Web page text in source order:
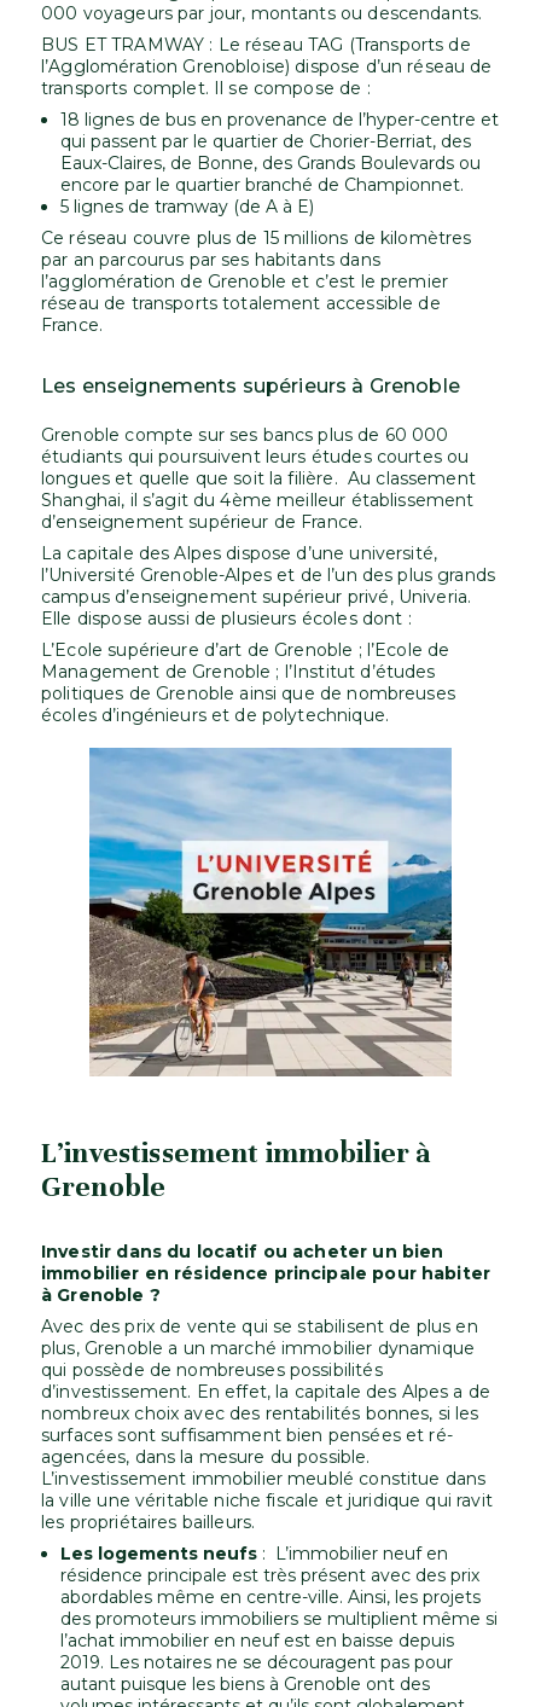
000 voyageurs par jour, montants ou descendants.
BUS ET TRAMWAY : Le réseau TAG (Transports de
l’Agglomération Grenobloise) dispose d’un réseau de
transports complet. Il se compose de :
18 lignes de bus en provenance de l’hyper-centre et
qui passent par le quartier de Chorier-Berriat, des
Eaux-Claires, de Bonne, des Grands Boulevards ou
encore par le quartier branché de Championnet.
5 lignes de tramway (de A à E)
Ce réseau couvre plus de 15 millions de kilomètres
par an parcourus par ses habitants dans
l’agglomération de Grenoble et c’est le premier
réseau de transports totalement accessible de
France.
Les enseignements supérieurs à Grenoble
Grenoble compte sur ses bancs plus de 60 000
étudiants qui poursuivent leurs études courtes ou
longues et quelle que soit la filière. Au classement
Shanghai, il s’agit du 4ème meilleur établissement
d’enseignement supérieur de France.
La capitale des Alpes dispose d’une université,
l’Université Grenoble-Alpes et de l’un des plus grands
campus d’enseignement supérieur privé, Univeria.
Elle dispose aussi de plusieurs écoles dont :
L’Ecole supérieure d’art de Grenoble ; l’Ecole de
Management de Grenoble ; l’Institut d’études
politiques de Grenoble ainsi que de nombreuses
écoles d’ingénieurs et de polytechnique.
L’investissement immobilier à
Grenoble
Investir dans du locatif ou acheter un bien
immobilier en résidence principale pour habiter
à Grenoble ?
Avec des prix de vente qui se stabilisent de plus en
plus, Grenoble a un marché immobilier dynamique
qui possède de nombreuses possibilités
d’investissement. En effet, la capitale des Alpes a de
nombreux choix avec des rentabilités bonnes, si les
surfaces sont suffisamment bien pensées et ré-
agencées, dans la mesure du possible.
L’investissement immobilier meublé constitue dans
la ville une véritable niche fiscale et juridique qui ravit
les propriétaires bailleurs.
Les logements neufs : L’immobilier neuf en
résidence principale est très présent avec des prix
abordables même en centre-ville. Ainsi, les projets
des promoteurs immobiliers se multiplient même si
l’achat immobilier en neuf est en baisse depuis
2019. Les notaires ne se découragent pas pour
autant puisque les biens à Grenoble ont des